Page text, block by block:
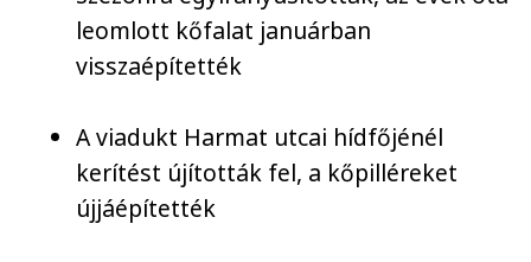
leomlott kőfalat januárban
visszaépítették
A viadukt Harmat utcai hídfőjénél
kerítést újították fel, a kőpilléreket
újjáépítették